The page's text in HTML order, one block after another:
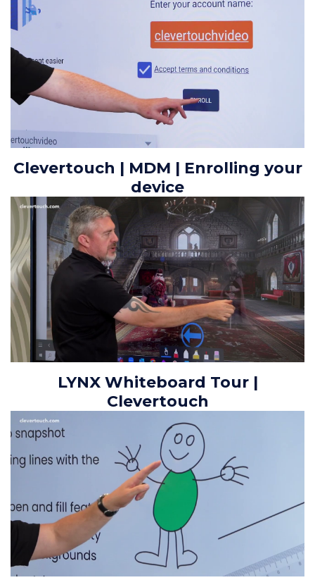
Clevertouch | MDM | Enrolling your
device
LYNX Whiteboard Tour |
Clevertouch